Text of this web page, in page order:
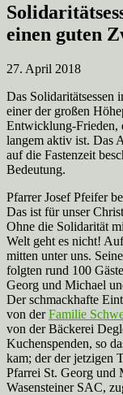
einen guten
27. April 2018
Das Solidaritätsessen
einer der großen
Entwicklung-Frieden,
langem aktiv ist. Das
auf die Fastenzeit
Bedeutung.
Pfarrer Josef Pfeifer
Das ist für unser
Ohne die Solidarität
Welt geht es nicht!
mitten unter uns.
folgten rund 100
Georg und Michael
Der schmackhafte
von derFamilie
von der Bäckerei
Kuchenspenden, so
kam; der der jetzigen
Pfarrei St. Georg und
Wasensteiner SAC,